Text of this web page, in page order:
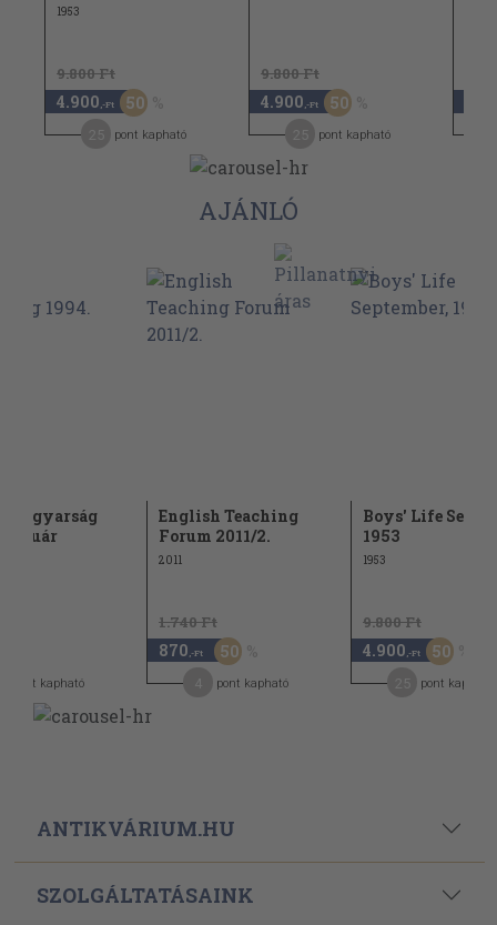
1953
9.800 Ft
4.900 ,-Ft 50
pont kapható
9.800 Ft
4.900 ,-Ft 50
pont kapható
AJÁNLÓ
Magyarság
pont kapható
English Teaching
Forum 2011/2.
2011
1.740 Ft
870 ,-Ft 50
pont kapható
Boys' Life
1953
1953
9.800 Ft
4.900 ,-Ft 50
pont kapható
ANTIKVÁRIUM.HU
SZOLGÁLTATÁSAINK